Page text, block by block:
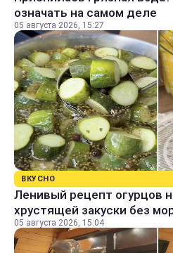
означать на самом деле
05 августа 2026, 15:27
ВКУСНО
Ленивый рецепт огурцов
хрустящей закуски без
05 августа 2026, 15:04